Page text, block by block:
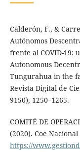
Calderón, F., &
Autónomos
frente al COVID-19:
Autonomous
Tungurahua in the
Revista Digital de
9150), 1250–1265.
COMITÉ DE
(2020). Coe
https://